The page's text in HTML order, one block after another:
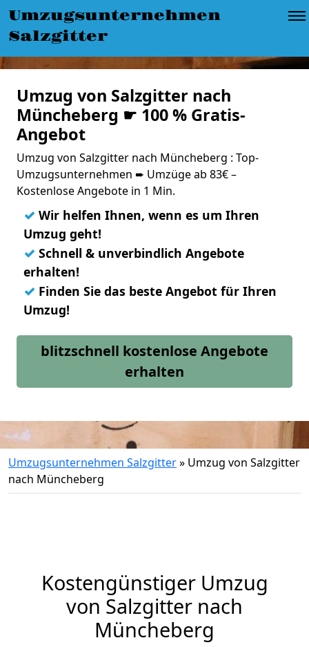
Umzugsunternehmen
Salzgitter
Umzug von Salzgitter nach
Müncheberg ☛ 100 % Gratis-
Angebot
Umzug von Salzgitter nach Müncheberg : Top-
Umzugsunternehmen ➨ Umzüge ab 83€ –
Kostenlose Angebote in 1 Min.
✓ Wir helfen Ihnen, wenn es um Ihren
Umzug geht!
✓ Schnell & unverbindlich Angebote
erhalten!
✓ Finden Sie das beste Angebot für Ihren
Umzug!
blitzschnell kostenlose Angebote
erhalten
Umzugsunternehmen Salzgitter» Umzug von Salzgitter
nach Müncheberg
Kostengünstiger Umzug
von Salzgitter nach
Müncheberg